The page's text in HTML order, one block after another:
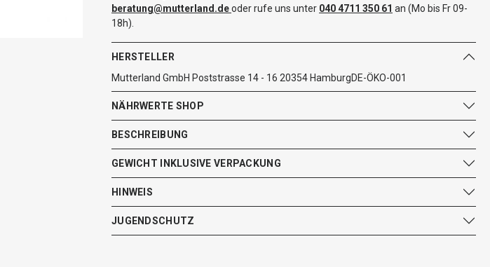
beratung@mutterland.deoder rufe uns unter 040 4711 350 61 an (Mo bis Fr 09-
18h).
HERSTELLER
Mutterland GmbH Poststrasse 14 - 16 20354 HamburgDE-ÖKO-001
NÄHRWERTE SHOP
BESCHREIBUNG
GEWICHT INKLUSIVE VERPACKUNG
HINWEIS
JUGENDSCHUTZ